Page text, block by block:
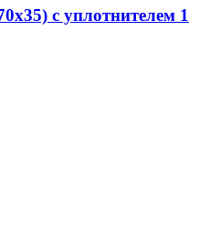
с уплотнителем 1